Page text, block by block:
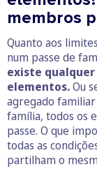
membros
Quanto aos
num passe de
existe
elementos.Ou
agregado
família, todos os
passe. O que
todas as
partilham o